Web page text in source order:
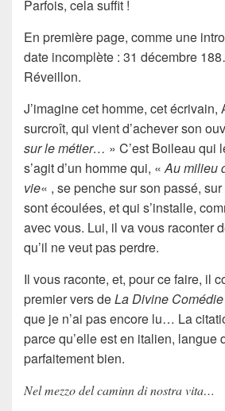
Parfois, cela suffit !
En première page, comme une
date incomplète : 31 décembre
Réveillon.
J’imagine cet homme, cet
surcroît, qui vient d’achever son
sur le métier… » C’est Boileau qui
s’agit d’un homme qui, «Au milieu
vie« , se penche sur son passé,
sont écoulées, et qui s’installe,
avec vous. Lui, il va vous raconter
qu’il ne veut pas perdre.
Il vous raconte, et, pour ce faire, il
premier vers deLa Divine Comédie
que je n’ai pas encore lu… La
parce qu’elle est en italien, langue
parfaitement bien.
Nel mezzo del caminn di nostra vita…